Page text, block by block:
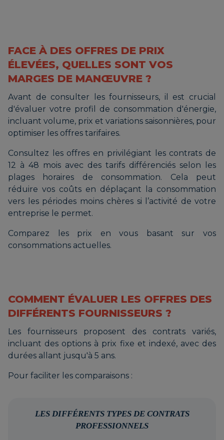
FACE À DES OFFRES DE PRIX
ÉLEVÉES, QUELLES SONT VOS
MARGES DE MANŒUVRE ?
Avant de consulter les fournisseurs, il est crucial
d'évaluer votre profil de consommation d'énergie,
incluant volume, prix et variations saisonnières, pour
optimiser les offres tarifaires.
Consultez les offres en privilégiant les contrats de
12 à 48 mois avec des tarifs différenciés selon les
plages horaires de consommation. Cela peut
réduire vos coûts en déplaçant la consommation
vers les périodes moins chères si l’activité de votre
entreprise le permet.
Comparez les prix en vous basant sur vos
consommations actuelles.
COMMENT ÉVALUER LES OFFRES DES
DIFFÉRENTS FOURNISSEURS ?
Les fournisseurs proposent des contrats variés,
incluant des options à prix fixe et indexé, avec des
durées allant jusqu'à 5 ans.
Pour faciliter les comparaisons :
LES DIFFÉRENTS TYPES DE CONTRATS
PROFESSIONNELS